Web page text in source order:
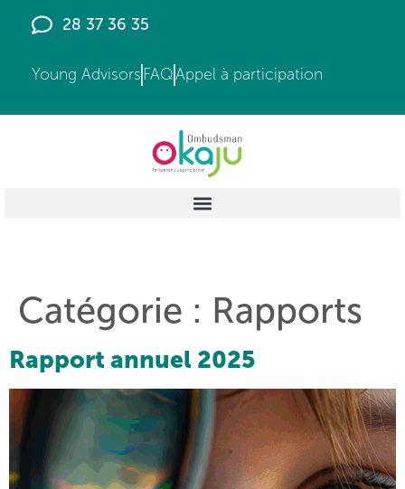
principal
28 37 36 35
Young Advisors FAQAppel à participation
Catégorie : Rapports
Rapport annuel 2025